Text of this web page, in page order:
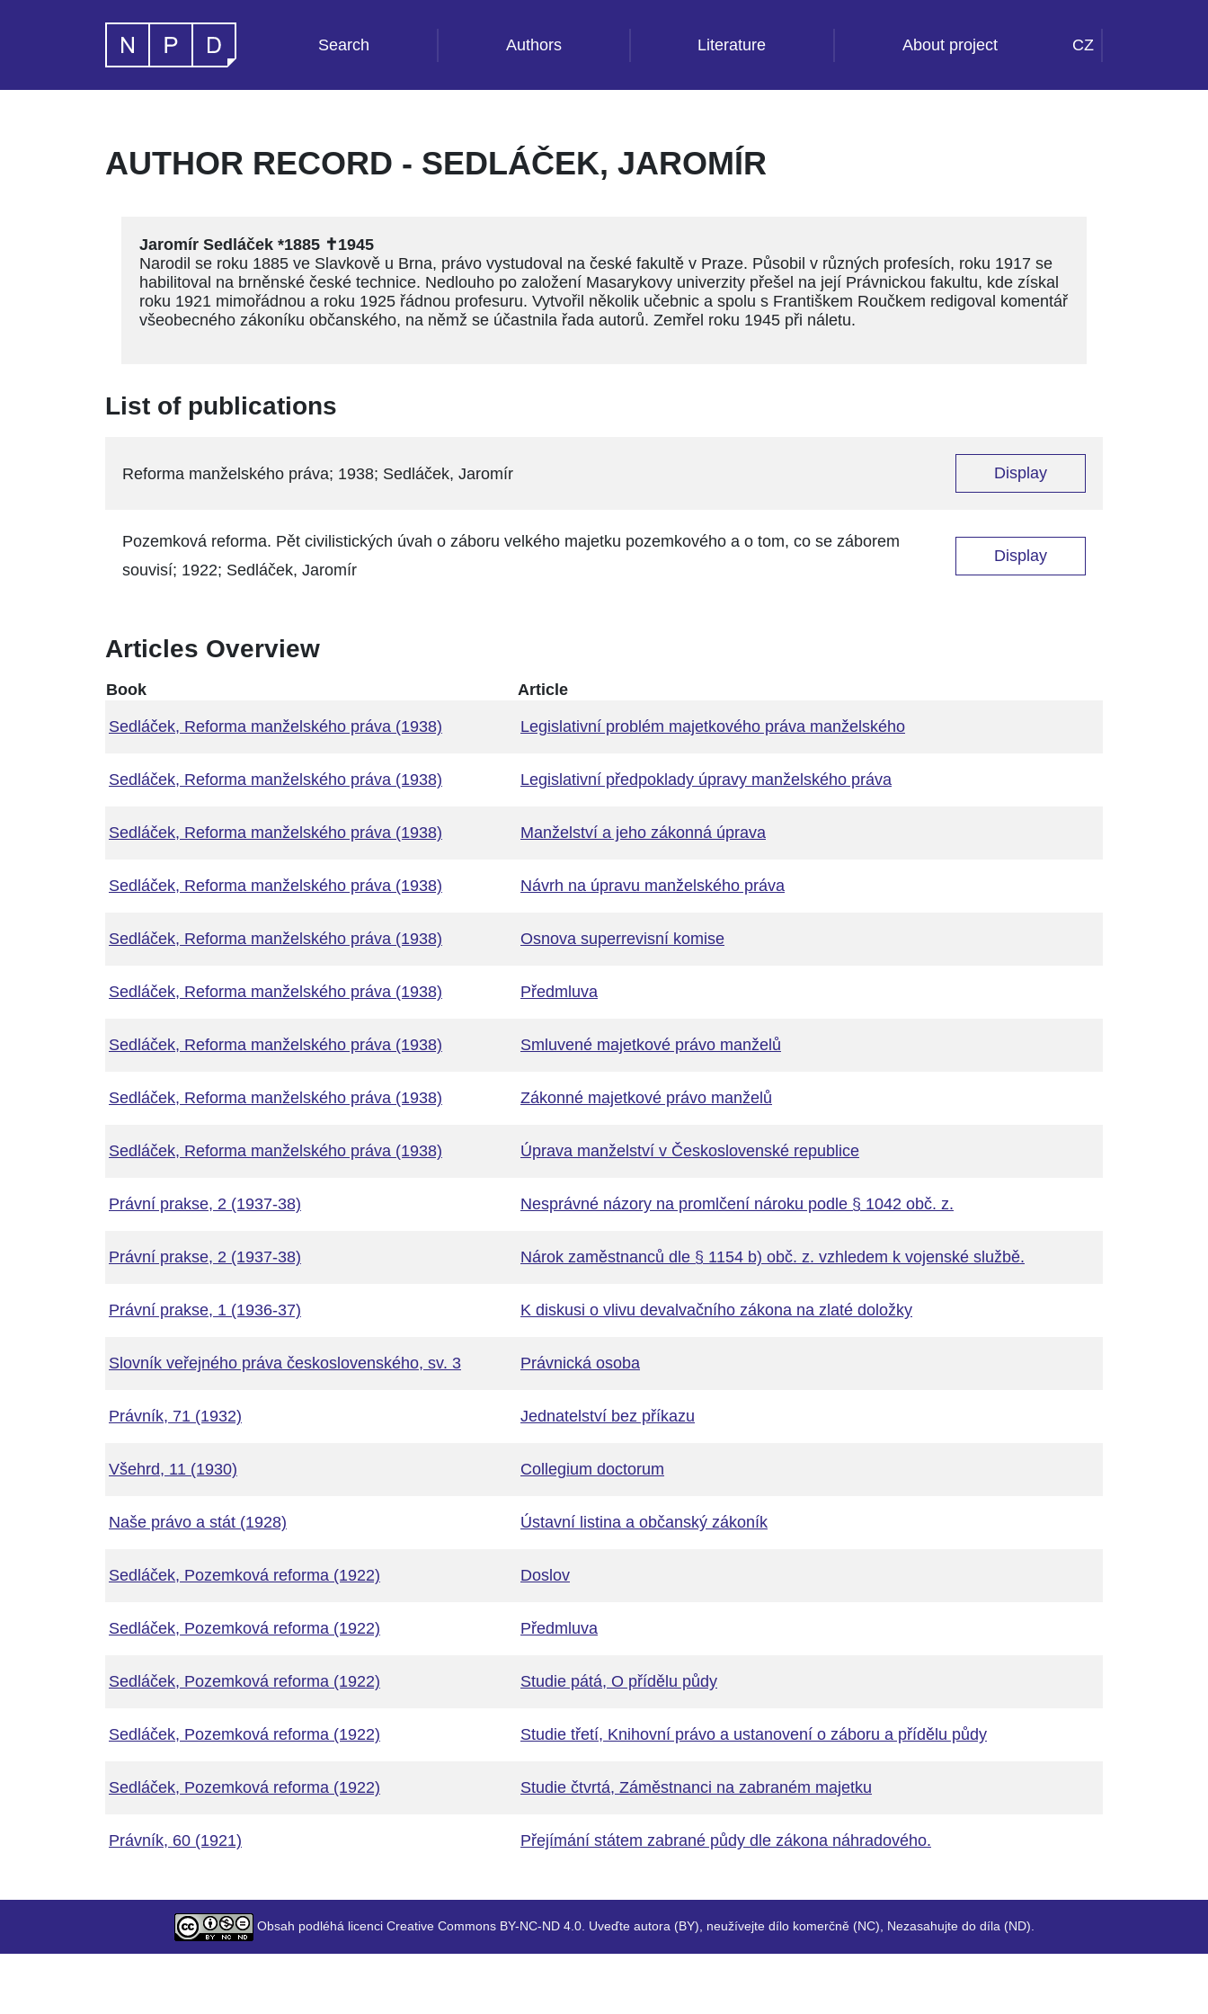
Search Authors Literature About project CZ
AUTHOR RECORD - SEDLÁČEK, JAROMÍR
Jaromír Sedláček *1885 ✝1945
Narodil se roku 1885 ve Slavkově u Brna, právo vystudoval na české fakultě v Praze. Působil v různých profesích, roku 1917 se
habilitoval na brněnské české technice. Nedlouho po založení Masarykovy univerzity přešel na její Právnickou fakultu, kde získal
roku 1921 mimořádnou a roku 1925 řádnou profesuru. Vytvořil několik učebnic a spolu s Františkem Roučkem redigoval komentář
všeobecného zákoníku občanského, na němž se účastnila řada autorů. Zemřel roku 1945 při náletu.
List of publications
Reforma manželského práva; 1938; Sedláček, Jaromír Display
Pozemková reforma. Pět civilistických úvah o záboru velkého majetku pozemkového a o tom, co se záborem
souvisí; 1922; Sedláček, Jaromír
Display
Articles Overview
Book Article
Sedláček, Reforma manželského práva (1938) Legislativní problém majetkového práva manželského
Sedláček, Reforma manželského práva (1938) Legislativní předpoklady úpravy manželského práva
Sedláček, Reforma manželského práva (1938) Manželství a jeho zákonná úprava
Sedláček, Reforma manželského práva (1938) Návrh na úpravu manželského práva
Sedláček, Reforma manželského práva (1938) Osnova superrevisní komise
Sedláček, Reforma manželského práva (1938) Předmluva
Sedláček, Reforma manželského práva (1938) Smluvené majetkové právo manželů
Sedláček, Reforma manželského práva (1938) Zákonné majetkové právo manželů
Sedláček, Reforma manželského práva (1938) Úprava manželství v Československé republice
Právní prakse, 2 (1937-38) Nesprávné názory na promlčení nároku podle § 1042 obč. z.
Právní prakse, 2 (1937-38) Nárok zaměstnanců dle § 1154 b) obč. z. vzhledem k vojenské službě.
Právní prakse, 1 (1936-37) K diskusi o vlivu devalvačního zákona na zlaté doložky
Slovník veřejného práva československého, sv. 3 Právnická osoba
Právník, 71 (1932) Jednatelství bez příkazu
Všehrd, 11 (1930) Collegium doctorum
Naše právo a stát (1928) Ústavní listina a občanský zákoník
Sedláček, Pozemková reforma (1922) Doslov
Sedláček, Pozemková reforma (1922) Předmluva
Sedláček, Pozemková reforma (1922) Studie pátá, O přídělu půdy
Sedláček, Pozemková reforma (1922) Studie třetí, Knihovní právo a ustanovení o záboru a přídělu půdy
Sedláček, Pozemková reforma (1922) Studie čtvrtá, Záměstnanci na zabraném majetku
Právník, 60 (1921) Přejímání státem zabrané půdy dle zákona náhradového.
Obsah podléhá licenci Creative Commons BY-NC-ND 4.0. Uveďte autora (BY), neužívejte dílo komerčně (NC), Nezasahujte do díla (ND).